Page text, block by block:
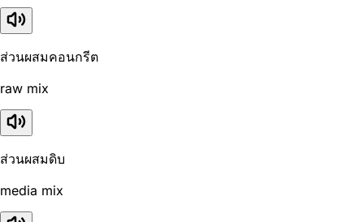
ส่วนผสมคอนกรีต
raw mix
ส่วนผสมดิบ
media mix